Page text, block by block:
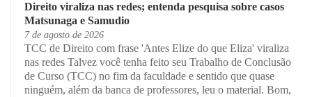
Direito viraliza nas redes; entenda pesquisa sobre casos
Matsunaga e Samudio
7 de agosto de 2026
TCC de Direito com frase 'Antes Elize do que Eliza' viraliza
nas redes Talvez você tenha feito seu Trabalho de Conclusão
de Curso (TCC) no fim da faculdade e sentido que quase
ninguém, além da banca de professores, leu o material. Bom,